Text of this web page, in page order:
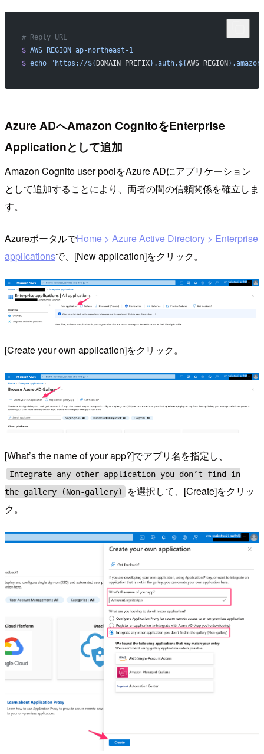
# Reply URL
$ AWS_REGION=ap-northeast-1
$ echo "https://${ DOMAIN_PREFIX}.auth.${AWS_REGION
Azure ADへAmazon CognitoをEnterprise
Applicationとして追加
Amazon Cognito user poolをAzure ADにアプリケーション
として追加することにより、両者の間の信頼関係を確立しま
す。
AzureポータルでHome > Azure Active Directory > Enterprise
applicationsで、[New application]をクリック。
[Create your own application]をクリック。
[What’s the name of your app?]でアプリ名を指定し、
Integrate any other application you don’t find in
the gallery (Non-gallery)
を選択して、[Create]をクリッ
ク。